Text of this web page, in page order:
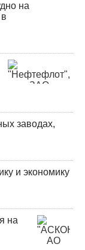
на
заводах,
и экономику
на